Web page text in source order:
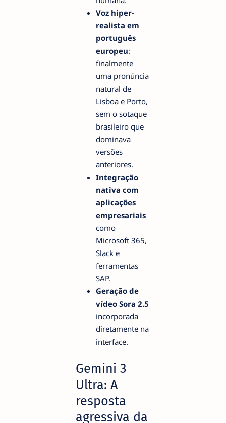
Voz hiper-
realista em
português
europeu:
finalmente
uma pronúncia
natural de
Lisboa e Porto,
sem o sotaque
brasileiro que
dominava
versões
anteriores.
Integração
nativa com
aplicações
empresariais
como
Microsoft 365,
Slack e
ferramentas
SAP.
Geração de
vídeo Sora 2.5
incorporada
diretamente na
interface.
Gemini 3
Ultra: A
resposta
agressiva da